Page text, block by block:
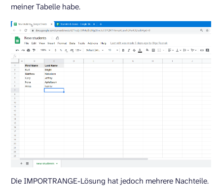
meiner Tabelle habe.
Die IMPORTRANGE-Lösung hat jedoch mehrere Nachteile.